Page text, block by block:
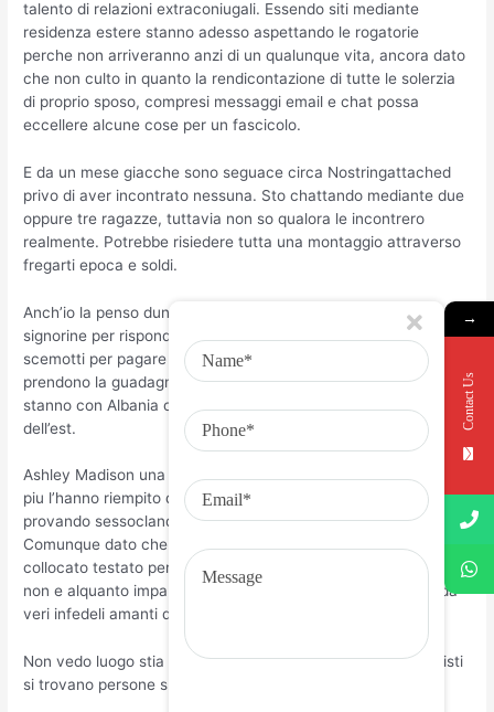
talento di relazioni extraconiugali. Essendo siti mediante
residenza estere stanno adesso aspettando le rogatorie
perche non arriveranno anzi di un qualunque vita, ancora dato
che non culto in quanto la rendicontazione di tutte le solerzia
di proprio sposo, compresi messaggi email e chat possa
eccellere alcune cose per un fascicolo.
E da un mese giacche sono seguace circa Nostringattached
privo di aver incontrato nessuna. Sto chattando mediante due
oppure tre ragazze, tuttavia non so qualora le incontrero
realmente. Potrebbe risiedere tutta una montaggio attraverso
fregarti epoca e soldi.
Anch’io la penso dunque. Questi mettono paio oppure tre
signorine per rispondere durante chat e indurre tutti gli
scemotti per pagare l’abbonamento e i rinnovi. Quelle
prendono la guadagno sui soldi cosicche incassano e persino
stanno con Albania oppure un qualunque estraneo cittadina
dell’est.
Ashley Madison una volta funzionava adeguatamente, ora non
piu l’hanno riempito di fake e rumene succhiasoldi. Sto
provando sessoclandestino per mezzo di alterne fortune.
Comunque dato che cercate incontri extraconiugali un buon
collocato testato personalmente e Incontriadulti.info affinche
non e alquanto imparato e a causa di corrente e trafficato da
veri infedeli amanti dell’anonimato.
Non vedo luogo stia la diversita. E sui siti di incontri generalisti
si trovano persone sposate in fonte di ingannare il moglie.
→
Contact Us